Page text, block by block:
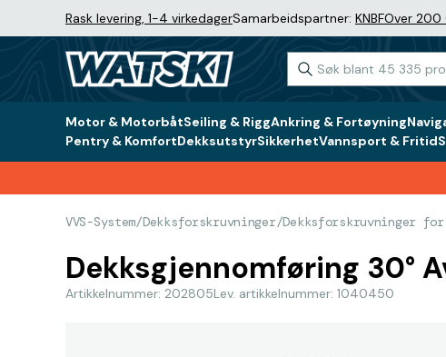
Rask levering, 1-4 virkedagerSamarbeidspartner: KNBFOver 200
Motor & MotorbåtSeiling & RiggAnkring & Fortøyning
Pentry & KomfortDekksutstyrSikkerhetVannsport & Fritid
VVS-System/Dekksforskruvninger/Dekksforskruvninger
Dekksgjennomføring 30°
Artikkelnummer: 202805Lev. artikkelnummer: 1040450